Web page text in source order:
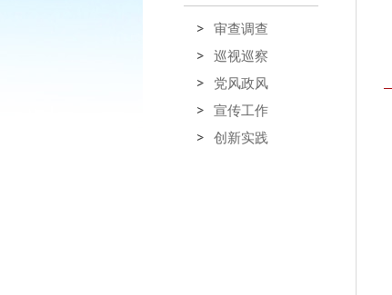
审查调查
巡视巡察
党风政风
宣传工作
创新实践